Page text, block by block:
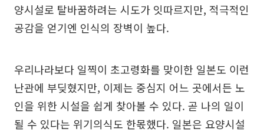
양시설로 탈바꿈하려는 시도가 잇따르지만, 적극적인
공감을 얻기엔 인식의 장벽이 높다.
우리나라보다 일찍이 초고령화를 맞이한 일본도 이런
난관에 부딪혔지만, 이제는 중심지 어느 곳에서든 노
인을 위한 시설을 쉽게 찾아볼 수 있다. 곧 나의 일이
될 수 있다는 위기의식도 한몫했다. 일본은 요양시설